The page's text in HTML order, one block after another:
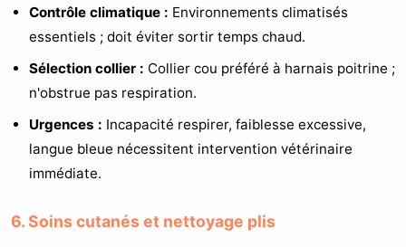
Contrôle climatique : Environnements climatisés
essentiels ; doit éviter sortir temps chaud.
Sélection collier : Collier cou préféré à harnais poitrine ;
n'obstrue pas respiration.
Urgences : Incapacité respirer, faiblesse excessive,
langue bleue nécessitent intervention vétérinaire
immédiate.
6. Soins cutanés et nettoyage plis